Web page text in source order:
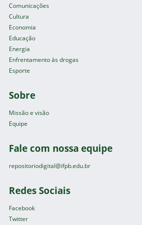
Comunicações
Cultura
Economia
Educação
Energia
Enfrentamento às drogas
Esporte
Sobre
Missão e visão
Equipe
Fale com nossa equipe
repositoriodigital@ifpb.edu.br
Redes Sociais
Facebook
Twitter